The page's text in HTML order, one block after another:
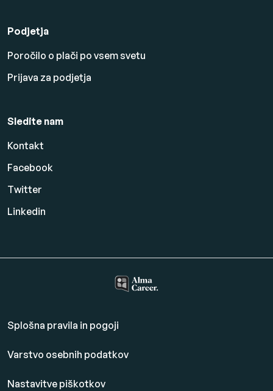
Podjetja
Poročilo o plači po vsem svetu
Prijava za podjetja
Sledite nam
Kontakt
Facebook
Twitter
Linkedin
Splošna pravila in pogoji
Varstvo osebnih podatkov
Nastavitve piškotkov